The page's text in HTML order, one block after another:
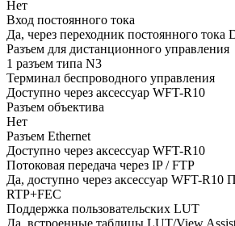
Нет
Вход постоянного тока
Да, через переходник постоянного тока
Разъем для дистанционного управления
1 разъем типа N3
Терминал беспроводного управления
Доступно через аксессуар WFT-R10
Разъем объектива
Нет
Разъем Ethernet
Доступно через аксессуар WFT-R10
Потоковая передача через IP / FTP
Да, доступно через аксессуар WFT-R10
RTP+FEC
Поддержка пользовательских LUT
Да, встроенные таблицы LUT/View